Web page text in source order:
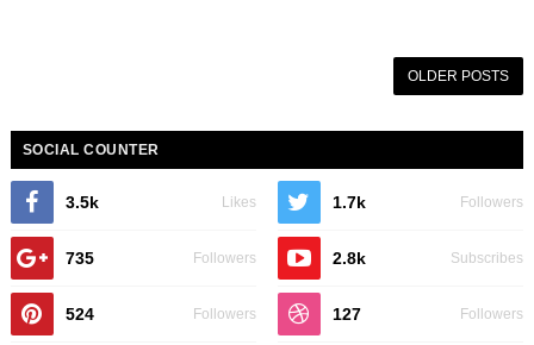
OLDER POSTS
SOCIAL COUNTER
3.5k Likes 1.7k Followers
735 Followers 2.8k Subscribes
524 Followers 127 Followers